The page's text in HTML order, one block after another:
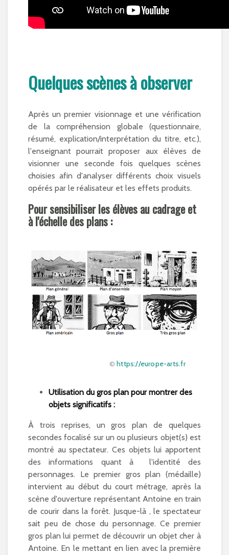
Quelques scènes à observer
Après un premier visionnage et une vérification
de la compréhension globale (questionnaire,
résumé, explication/interprétation du titre, etc.),
l'enseignant pourrait proposer aux élèves de
visionner une seconde fois quelques scènes
choisies afin d'analyser différents choix visuels
opérés par le réalisateur et les effets produits.
Pour sensibiliser les élèves au cadrage et
à l'échelle des plans :
©https://europe-arts.fr
Utilisation du gros plan pour montrer des
objets significatifs :
À trois reprises, un gros plan de quelques
secondes focalisé sur un ou plusieurs objet(s) est
montré au spectateur. Ces objets lui apportent
des informations quant à l'identité des
personnages. Le premier gros plan (médaille)
intervient au début du court métrage, après la
scène d'ouverture représentant Antoine en train
de courir dans la forêt. Jusque-là , le spectateur
sait peu de chose du personnage. Ce premier
gros plan lui permet de découvrir un objet cher à
Antoine. En le mettant en lien avec la première